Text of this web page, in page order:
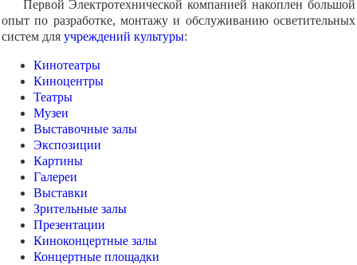
Первой Электротехнической компанией накоплен большой
опыт по разработке, монтажу и обслуживанию осветительных
систем для учреждений культуры:
Кинотеатры
Киноцентры
Театры
Музеи
Выставочные залы
Экспозиции
Картины
Галереи
Выставки
Зрительные залы
Презентации
Киноконцертные залы
Концертные площадки